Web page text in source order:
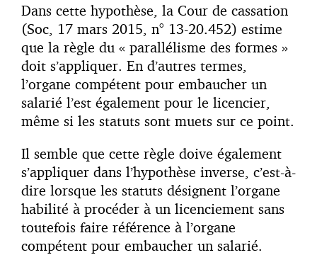
Dans cette hypothèse, la Cour de cassation
(Soc, 17 mars 2015, n° 13-20.452) estime
que la règle du « parallélisme des formes »
doit s’appliquer. En d’autres termes,
l’organe compétent pour embaucher un
salarié l’est également pour le licencier,
même si les statuts sont muets sur ce point.
Il semble que cette règle doive également
s’appliquer dans l’hypothèse inverse, c’est-à-
dire lorsque les statuts désignent l’organe
habilité à procéder à un licenciement sans
toutefois faire référence à l’organe
compétent pour embaucher un salarié.